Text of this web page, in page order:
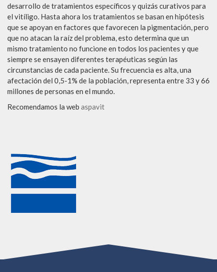
desarrollo de tratamientos específicos y quizás curativos para
el vitíligo. Hasta ahora los tratamientos se basan en hipótesis
que se apoyan en factores que favorecen la pigmentación, pero
que no atacan la raíz del problema, esto determina que un
mismo tratamiento no funcione en todos los pacientes y que
siempre se ensayen diferentes terapéuticas según las
circunstancias de cada paciente. Su frecuencia es alta, una
afectación del 0,5-1% de la población, representa entre 33 y 66
millones de personas en el mundo.
Recomendamos la web aspavit